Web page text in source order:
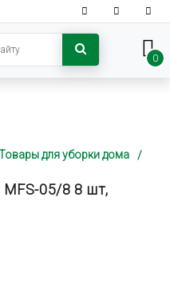
0
для уборки дома
05/8 8 шт,